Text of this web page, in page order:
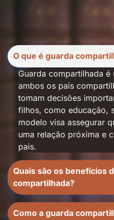
O que é guarda
Guarda compartilhada
ambos os pais
tomam decisões
filhos, como educação,
modelo visa assegurar
uma relação próxima e
pais.
Quais são os benefícios
compartilhada?
Como a guarda